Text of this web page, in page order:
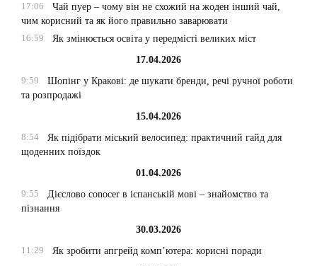
17:06
Чай пуер – чому він не схожий на жоден інший чай,
чим корисний та як його правильно заварювати
16:59
Як змінюється освіта у передмісті великих міст
17.04.2026
9:59
Шопінг у Кракові: де шукати бренди, речі ручної роботи
та розпродажі
15.04.2026
8:54
Як підібрати міський велосипед: практичний гайд для
щоденних поїздок
01.04.2026
9:55
Дієслово conocer в іспанській мові – знайомство та
пізнання
30.03.2026
11:29
Як зробити апгрейд комп’ютера: корисні поради